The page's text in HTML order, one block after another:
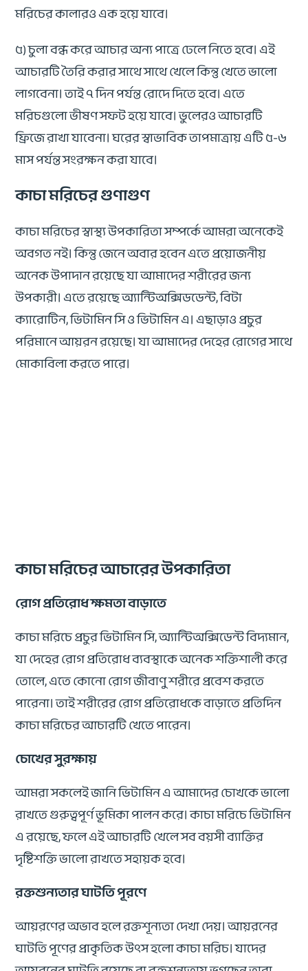
মরিচের কালারও এক হয়ে যাবে।
৫) চুলা বন্ধ করে আচার অন্য পাত্রে ঢেলে নিতে হবে। এই
আচারটি তৈরি করার সাথে সাথে খেলে কিন্তু খেতে ভালো
লাগবেনা। তাই ৭ দিন পর্যন্ত রোদে দিতে হবে। এতে
মরিচগুলো ভীষণ সফট হয়ে যাবে। ভুলেরও আচারটি
ফ্রিজে রাখা যাবেনা। ঘরের স্বাভাবিক তাপমাত্রায় এটি ৫-৬
মাস পর্যন্ত সংরক্ষন করা যাবে।
কাচা মরিচের গুণাগুণ
কাচা মরিচের স্বাস্থ্য উপকারিতা সম্পর্কে আমরা অনেকেই
অবগত নই। কিন্তু জেনে অবার হবেন এতে প্রয়োজনীয়
অনেক উপাদান রয়েছে যা আমাদের শরীরের জন্য
উপকারী। এতে রয়েছে অ্যান্টিঅক্সিডডেন্ট, বিটা
ক্যারোটিন, ভিটামিন সি ও ভিটামিন এ। এছাড়াও প্রচুর
পরিমানে আয়রন রয়েছে। যা আমাদের দেহের রোগের সাথে
মোকাবিলা করতে পারে।
কাচা মরিচের আচারের উপকারিতা
রোগ প্রতিরোধ ক্ষমতা বাড়াতে
কাচা মরিচে প্রচুর ভিটামিন সি, অ্যান্টিঅক্সিডেন্ট বিদ্যমান,
যা দেহের রোগ প্রতিরোধ ব্যবস্থাকে অনেক শক্তিশালী করে
তোলে, এতে কোনো রোগ জীবাণু শরীরে প্রবেশ করতে
পারেনা। তাই শরীরের রোগ প্রতিরোধকে বাড়াতে প্রতিদিন
কাচা মরিচের আচারটি খেতে পারেন।
চোখের সুরক্ষায়
আমরা সকলেই জানি ভিটামিন এ আমাদের চোখকে ভালো
রাখতে গুরুত্বপূর্ণ ভূমিকা পালন করে। কাচা মরিচে ভিটামিন
এ রয়েছে, ফলে এই আচারটি খেলে সব বয়সী ব্যাক্তির
দৃষ্টিশক্তি ভালো রাখতে সহায়ক হবে।
রক্তশুন্যতার ঘাটতি পূরণে
আয়রণের অভাব হলে রক্তশূন্যতা দেখা দেয়। আয়রনের
ঘাটতি পূণের প্রাকৃতিক উৎস হলো কাচা মরিচ। যাদের